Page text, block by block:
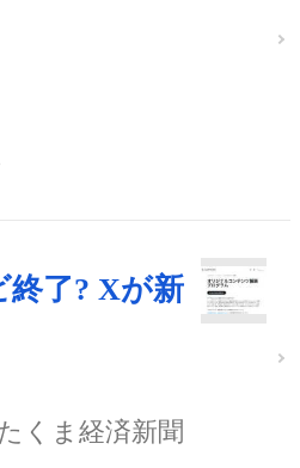
了? Xが新
くま経済新聞